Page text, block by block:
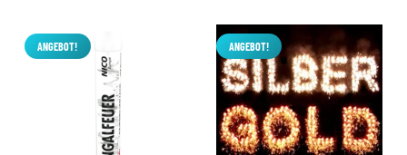
ANGEBOT! ANGEBOT!